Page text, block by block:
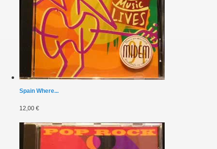
Spain Where...
12,00 €